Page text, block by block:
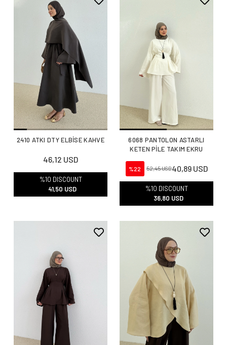
2410 ATKI DTY ELBİSE KAHVE
46,12 USD
%10 DISCOUNT
41,50 USD
6068 PANTOLON ASTARLI
KETEN PİLE TAKIM EKRU
%22 52,45 USD40,89 USD
%10 DISCOUNT
36,80 USD